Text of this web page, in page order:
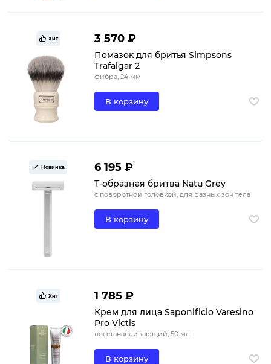
Хит 3 570 ₽
Помазок для бритья Simpsons
Trafalgar 2
фибра, 24 мм
В корзину
Новинка 6 195 ₽
Т-образная бритва Natu Grey
с поворотной головкой, для разных зон тела
В корзину
Хит 1 785 ₽
Крем для лица Saponificio Varesino
Pro Victis
восстанавливающий, 50 мл
В корзину